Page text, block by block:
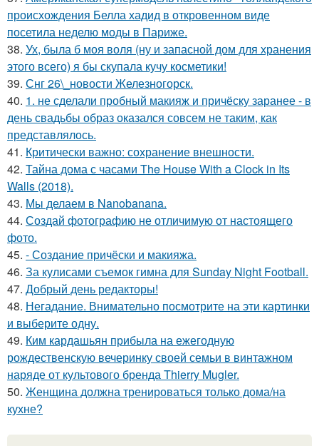
происхождения Белла хадид в откровенном виде
посетила неделю моды в Париже.
38. Ух, была б моя воля (ну и запасной дом для хранения
этого всего) я бы скупала кучу косметики!
39. Снг 26\_новости Железногорск.
40. 1. не сделали пробный макияж и причёску заранее - в
день свадьбы образ оказался совсем не таким, как
представлялось.
41. Критически важно: сохранение внешности.
42. Тайна дома с часами The House With a Clock in Its
Walls (2018).
43. Мы делаем в Nanobanana.
44. Создай фотографию не отличимую от настоящего
фото.
45. - Создание причёски и макияжа.
46. За кулисами съемок гимна для Sunday Night Football.
47. Добрый день редакторы!
48. Негадание. Внимательно посмотрите на эти картинки
и выберите одну.
49. Ким кардашьян прибыла на ежегодную
рождественскую вечеринку своей семьи в винтажном
наряде от культового бренда Thierry Mugler.
50. Женщина должна тренироваться только дома/на
кухне?